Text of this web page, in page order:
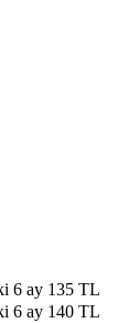
6 ay 135 TL​
6 ay 140 TL​